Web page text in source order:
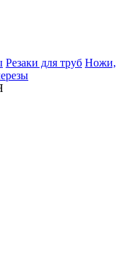
Резаки для труб Ножи,